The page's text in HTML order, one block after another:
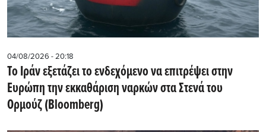
04/08/2026 - 20:18
Το Ιράν εξετάζει το ενδεχόμενο να επιτρέψει στην
Ευρώπη την εκκαθάριση ναρκών στα Στενά του
Ορμούζ (Bloomberg)